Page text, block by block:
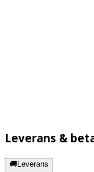
Leverans &
🚚Leverans